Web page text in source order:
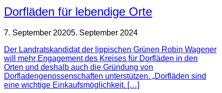
Dorfläden für lebendige Orte
7. September 20205. September 2024
Der Landratskandidat der lippischen Grünen Robin Wagener
will mehr Engagement des Kreises für Dorfläden in den
Orten und deshalb auch die Gründung von
Dorfladengenossenschaften unterstützen. „Dorfläden sind
eine wichtige Einkaufsmöglichkeit. […]